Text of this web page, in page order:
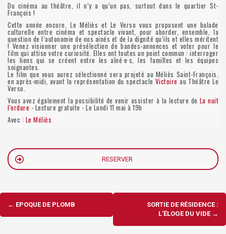
Du cinéma au théâtre, il n’y a qu’un pas, surtout dans le quartier St-
François !
Cette année encore, Le Méliès et Le Verso vous proposent une balade
culturelle entre cinéma et spectacle vivant, pour aborder, ensemble, la
question de l’autonomie de nos ainés et de la dignité qu’ils et elles méritent
! Venez visionner une présélection de bandes-annonces et voter pour le
film qui attise votre curiosité. Elles ont toutes un point commun : interroger
les liens qui se créent entre les aîné·e·s, les familles et les équipes
soignantes.
Le film que vous aurez sélectionné sera projeté au Méliès Saint-François,
en après-midi, avant la représentation du spectacle Victoire au Théâtre Le
Verso.
Vous avez également la possibilité de venir assister à la lecture de La nuit
l'ordure - Lecture gratuite - Le Lundi 11 mai à 19h
Avec : Le Méliès
RESERVER
Navigation
d'article
← EPOQUE DE PLOMB
SORTIE DE RÉSIDENCE :
L’ÉLOGE DU VIDE →